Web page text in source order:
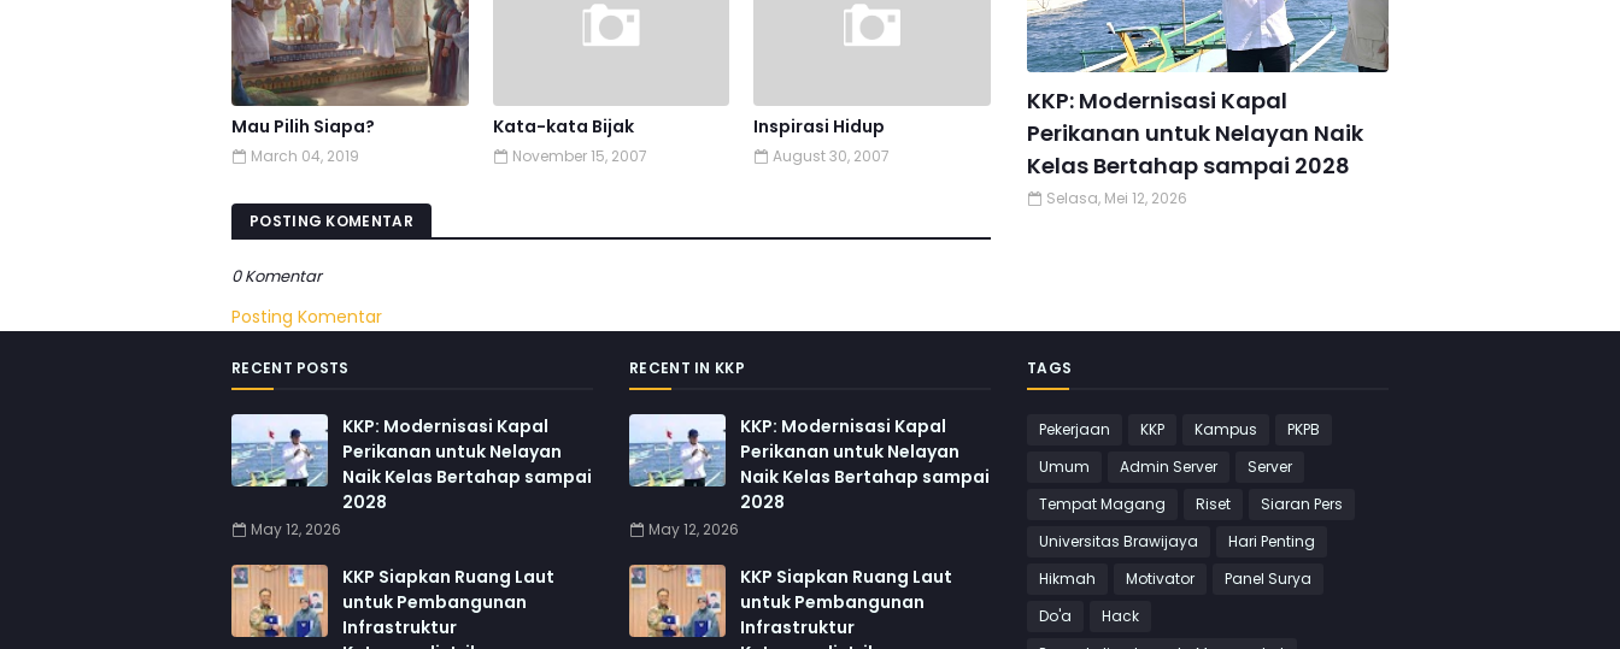
Mau Pilih Siapa?
March 04, 2019
Kata-kata Bijak
November 15, 2007
Inspirasi Hidup
August 30, 2007
POSTING KOMENTAR
0 Komentar
Posting Komentar
KKP: Modernisasi Kapal
Perikanan untuk Nelayan Naik
Kelas Bertahap sampai 2028
Selasa, Mei 12, 2026
RECENT POSTS
KKP: Modernisasi Kapal
Perikanan untuk Nelayan
Naik Kelas Bertahap sampai
2028
May 12, 2026
KKP Siapkan Ruang Laut
untuk Pembangunan
Infrastruktur
RECENT IN KKP
KKP: Modernisasi Kapal
Perikanan untuk Nelayan
Naik Kelas Bertahap sampai
2028
May 12, 2026
KKP Siapkan Ruang Laut
untuk Pembangunan
Infrastruktur
TAGS
Pekerjaan KKP Kampus
PKPB
Umum
Admin Server
Server
Tempat Magang
Riset
Siaran Pers
Universitas Brawijaya
Hari Penting
Hikmah
Motivator
Panel Surya
Do'a
Hack